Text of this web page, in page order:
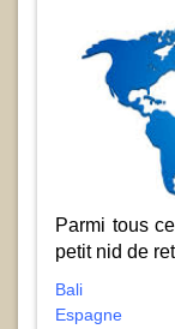
Parmi tous
petit nid de
Bali
Espagne